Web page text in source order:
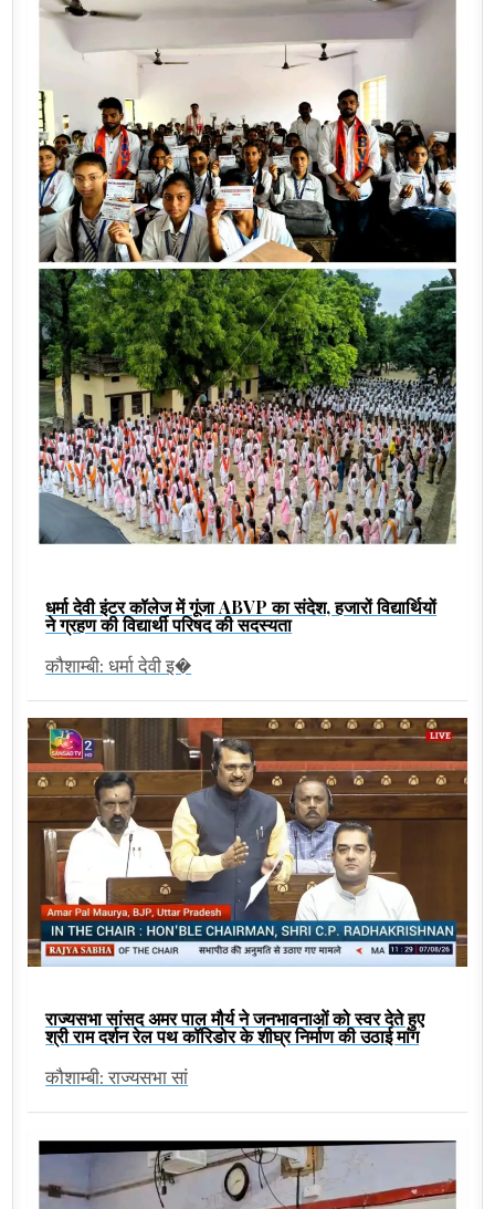
धर्मा देवी इंटर कॉलेज में गूंजा ABVP का संदेश, हजारों विद्यार्थियों
ने ग्रहण की विद्यार्थी परिषद की सदस्यता
कौशाम्बी: धर्मा देवी इ�
राज्यसभा सांसद अमर पाल मौर्य ने जनभावनाओं को स्वर देते हुए
श्री राम दर्शन रेल पथ कॉरिडोर के शीघ्र निर्माण की उठाई मांग
कौशाम्बी: राज्यसभा सां